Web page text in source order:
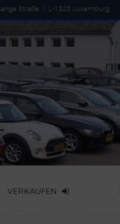
Straße L-1320 Luxemburg
VERKAUFEN